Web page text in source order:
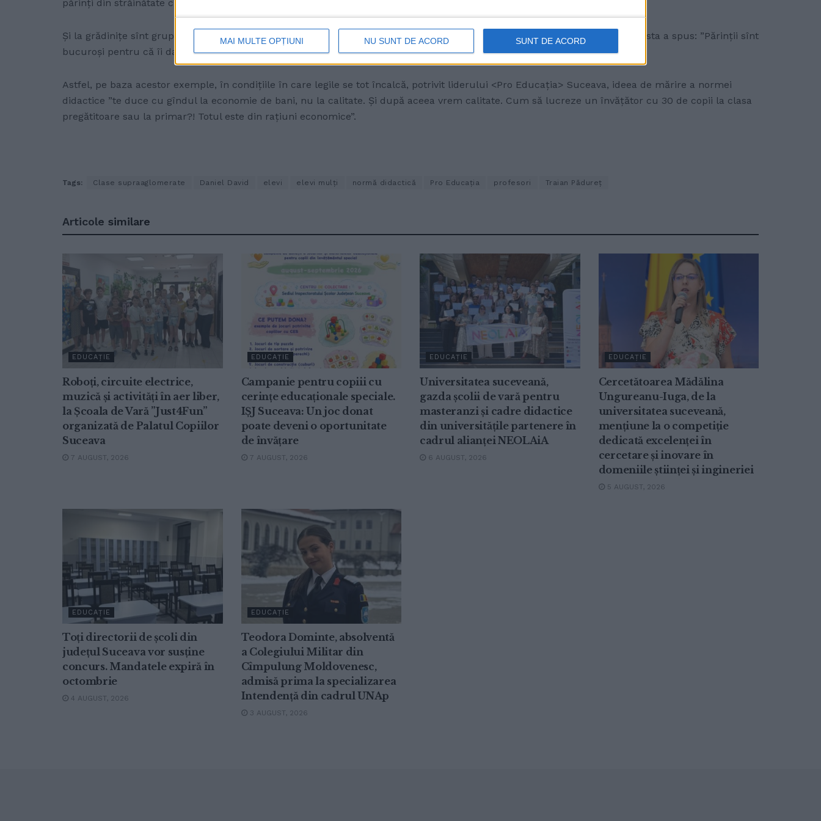
MAI MULTE OPȚIUNI NU SUNT DE ACORD SUNT DE ACORD
părinți din străinătate cu copii și să alăture celor 28-30”.
Și la grădinițe sînt grupe cu 30-35 de copii, subliniază Traian Pădureț. Întrebat la Radio Top dacă părinții sînt de acord, acesta a spus: ”Părinții sînt
bucuroși pentru că îi dau acolo unde își doresc, la acea școală și la acea învățătoare pe care și-o doresc”.
Astfel, pe baza acestor exemple, în condițiile în care legile se tot încalcă, potrivit liderului <Pro Educația> Suceava, ideea de mărire a normei
didactice ”te duce cu gîndul la economie de bani, nu la calitate. Și după aceea vrem calitate. Cum să lucreze un învățător cu 30 de copii la clasa
pregătitoare sau la primar?! Totul este din rațiuni economice”.
Tags: Clase supraaglomerate Daniel David elevi elevi mulți normă didactică Pro Educația profesori Traian Pădureț
Articole similare
EDUCAȚIE
Roboți, circuite electrice,
muzică și activități în aer liber,
la Școala de Vară ”Just4Fun”
organizată de Palatul Copiilor
Suceava
7 AUGUST, 2026
EDUCAȚIE
Campanie pentru copiii cu
cerințe educaționale speciale.
IȘJ Suceava: Un joc donat
poate deveni o oportunitate
de învățare
7 AUGUST, 2026
EDUCAȚIE
Universitatea suceveană,
gazda școlii de vară pentru
masteranzi și cadre didactice
din universitățile partenere în
cadrul alianței NEOLAiA
6 AUGUST, 2026
EDUCAȚIE
Cercetătoarea Mădălina
Ungureanu-Iuga, de la
universitatea suceveană,
mențiune la o competiție
dedicată excelenței în
cercetare și inovare în
domeniile științei și ingineriei
5 AUGUST, 2026
EDUCAȚIE
Toți directorii de școli din
județul Suceava vor susține
concurs. Mandatele expiră în
octombrie
4 AUGUST, 2026
EDUCAȚIE
Teodora Dominte, absolventă
a Colegiului Militar din
Cîmpulung Moldovenesc,
admisă prima la specializarea
Intendență din cadrul UNAp
3 AUGUST, 2026